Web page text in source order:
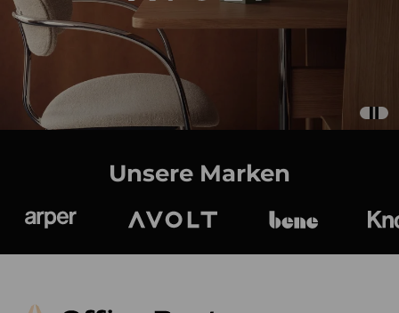
Unsere Marken